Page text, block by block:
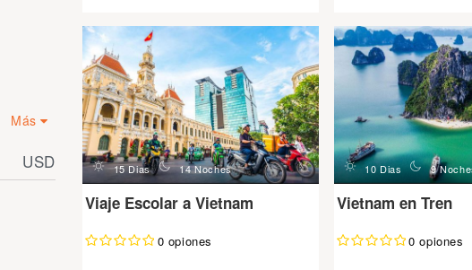
Más
USD d 15 Dias n 14 Noches
Viaje Escolar a Vietnam
0 opiones
d 10 Dias n 9
Vietnam en Tren
0 opiones